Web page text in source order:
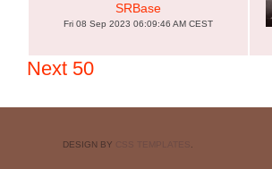
SRBase
Fri 08 Sep 2023 06:09:46 AM CEST
Next 50
DESIGN BY CSS TEMPLATES